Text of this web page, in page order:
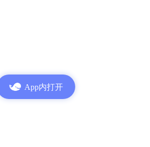
App内打开